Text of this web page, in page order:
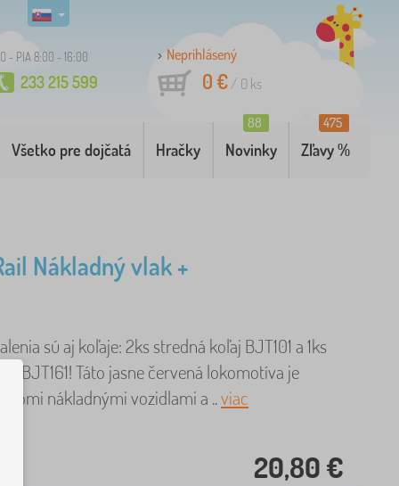
- PIA 8:00 - 16:00
233 215 599
Neprihlásený
0 €/ 0 ks
Všetko pre dojčatá Hračky Novinky
88
Zľavy %
475
Nákladný vlak +
sú aj koľaje: 2ks stredná koľaj BJT101 a 1ks
BJT161! Táto jasne červená lokomotíva je
tromi nákladnými vozidlami a ..viac
20,80 €